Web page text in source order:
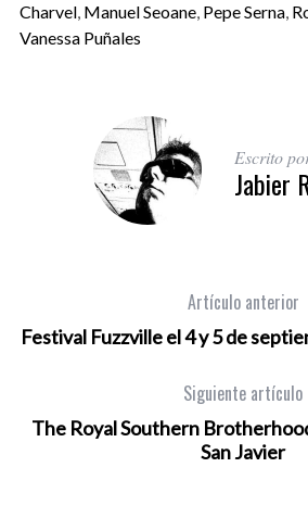
Charvel, Manuel Seoane, Pepe Serna,
Vanessa Puñales
Escrito
Jabier
Artículo anterior
Festival Fuzzville el 4 y 5 de
Siguiente artículo
The Royal Southern
San Javier